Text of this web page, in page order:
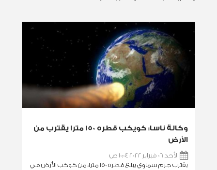
وكالة ناسا: كويكب قطره 150 مترا يقترب من
الأرض
الأحد 06 فبراير 2022 10:04 ص
يقترب جرم سماوي يبلغ قطره 150 مترا، من كوكب الأرض في